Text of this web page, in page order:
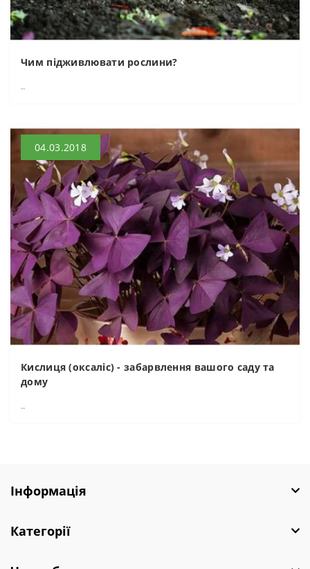
Чим підживлювати рослини?
..
04.03.2018
Кислиця (оксаліс) - забарвлення вашого саду та
дому
..
Інформація
Категорії